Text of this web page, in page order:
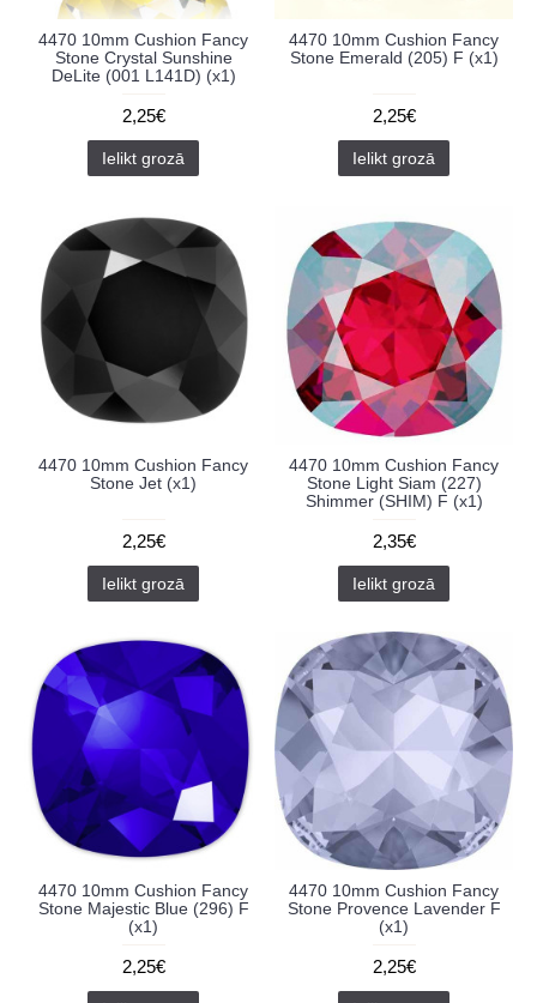
4470 10mm Cushion Fancy
Stone Crystal Sunshine
DeLite (001 L141D) (x1)
2,25€
Ielikt grozā
4470 10mm Cushion Fancy
Stone Emerald (205) F (x1)
2,25€
Ielikt grozā
4470 10mm Cushion Fancy
Stone Jet (x1)
2,25€
Ielikt grozā
4470 10mm Cushion Fancy
Stone Light Siam (227)
Shimmer (SHIM) F (x1)
2,35€
Ielikt grozā
4470 10mm Cushion Fancy
Stone Majestic Blue (296) F
(x1)
2,25€
4470 10mm Cushion Fancy
Stone Provence Lavender F
(x1)
2,25€